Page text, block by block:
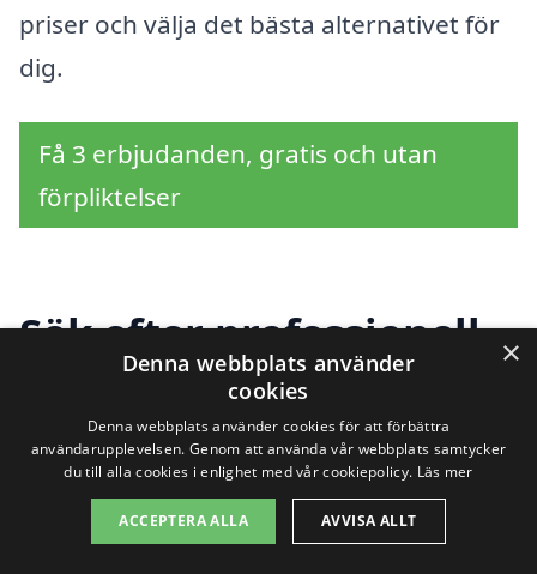
priser och välja det bästa alternativet för
dig.
Få 3 erbjudanden, gratis och utan
förpliktelser
Sök efter professionell
hjälp för att renovera
fönster i andra städer
nära Stångehamn
×
Denna webbplats använder
cookies
Denna webbplats använder cookies för att förbättra
användarupplevelsen. Genom att använda vår webbplats samtycker
du till alla cookies i enlighet med vår cookiepolicy. Läs mer
ACCEPTERA ALLA AVVISA ALLT